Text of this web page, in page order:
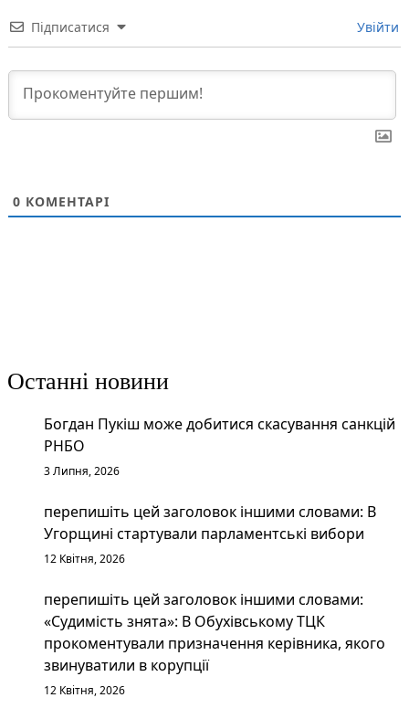
Підписатися Увійти
0 КОМЕНТАРІ
Останні новини
Богдан Пукіш може добитися скасування санкцій
РНБО
3 Липня, 2026
перепишіть цей заголовок іншими словами: В
Угорщині стартували парламентські вибори
12 Квітня, 2026
перепишіть цей заголовок іншими словами:
«Судимість знята»: В Обухівському ТЦК
прокоментували призначення керівника, якого
звинуватили в корупції
12 Квітня, 2026